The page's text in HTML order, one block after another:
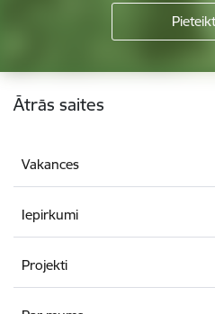
Kājene
Ātrās saites
Vakances
Iepirkumi
Projekti